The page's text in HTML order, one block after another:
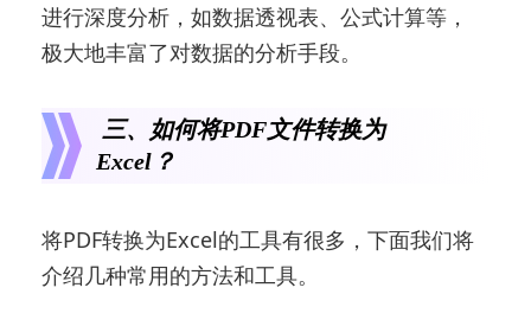
进行深度分析，如数据透视表、公式计算等，
极大地丰富了对数据的分析手段。
三、如何将PDF文件转换为
Excel？
将PDF转换为Excel的工具有很多，下面我们将
介绍几种常用的方法和工具。